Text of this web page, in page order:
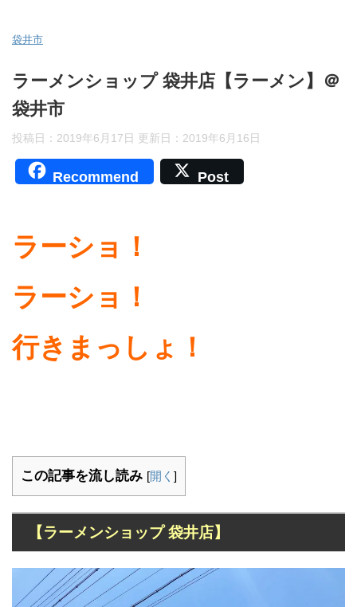
袋井市
ラーメンショップ 袋井店【ラーメン】＠
袋井市
投稿日：2019年6月17日 更新日： 2019年6月16日
Recommend Post
ラーショ！
ラーショ！
行きまっしょ！
この記事を流し読み [開く ]
【ラーメンショップ 袋井店】